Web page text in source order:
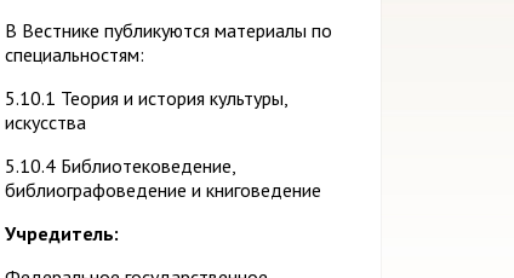
В Вестнике публикуются материалы по
специальностям:
5.10.1 Теория и история культуры,
искусства
5.10.4 Библиотековедение,
библиографоведение и книговедение
Учредитель: